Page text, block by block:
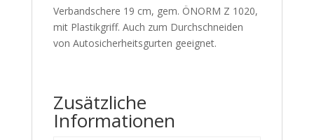
Verbandschere 19 cm, gem. ÖNORM Z 1020,
mit Plastikgriff. Auch zum Durchschneiden
von Autosicherheitsgurten geeignet.
Zusätzliche
Informationen